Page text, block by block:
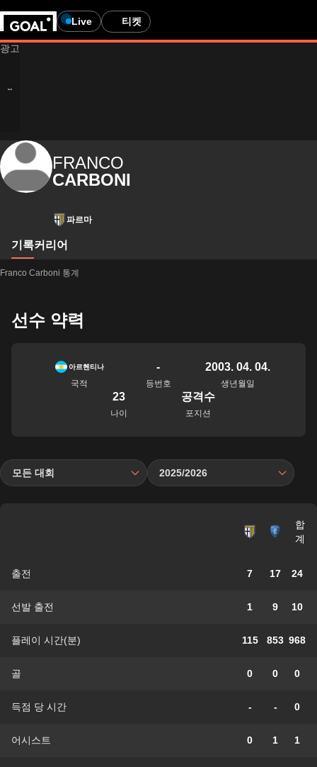
Live 티켓
FRANCO
CARBONI
파르마
기록커리어
Franco Carboni 통계
선수 약력
아르헨티나
국적
-
등번호
2003. 04. 04.
생년월일
23
나이
공격수
포지션
모든 대회 2025/2026
합
계
출전 7 17 24
선발 출전 1 9 10
플레이 시간(분) 115 853 968
골 0 0 0
득점 당 시간 - - 0
어시스트 0 1 1